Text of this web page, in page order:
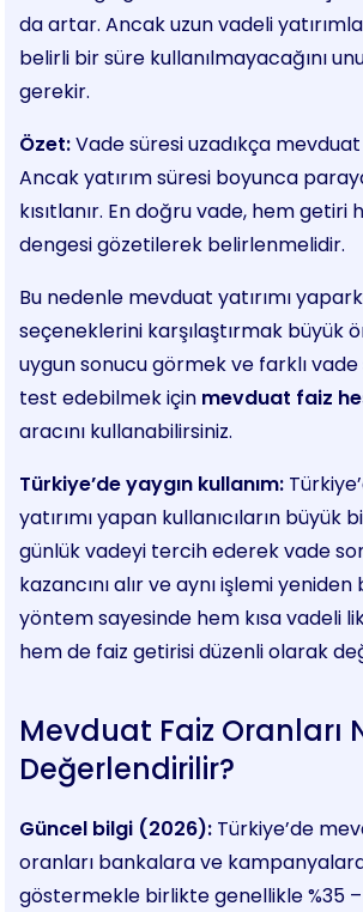
da artar. Ancak uzun vadeli
belirli bir süre kullanılmayacağını
gerekir.
Özet:Vade süresi uzadıkça
Ancak yatırım süresi boyunca
kısıtlanır. En doğru vade, hem getiri
dengesi gözetilerek belirlenmelidir.
Bu nedenle mevduat yatırımı
seçeneklerini karşılaştırmak büyük
uygun sonucu görmek ve farklı vade
test edebilmek için mevduat faiz
aracını kullanabilirsiniz.
Türkiye’de yaygın kullanım:
yatırımı yapan kullanıcıların büyük
günlük vadeyi tercih ederek vade
kazancını alır ve aynı işlemi yeniden
yöntem sayesinde hem kısa vadeli
hem de faiz getirisi düzenli olarak
Mevduat Faiz Oranları
Değerlendirilir?
Güncel bilgi (2026): Türkiye’de
oranları bankalara ve
göstermekle birlikte genellikle %35 –